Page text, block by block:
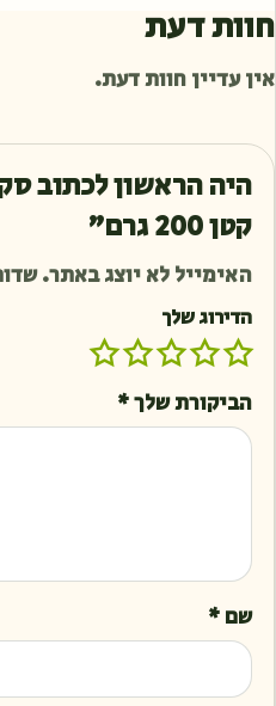
חוות דעת
אין עדיין חוות דעת.
היה הראשון לכתוב
קטן 200 גרם”
האימייל לא יוצג באתר.
הדירוג שלך
הביקורת שלך*
שם*